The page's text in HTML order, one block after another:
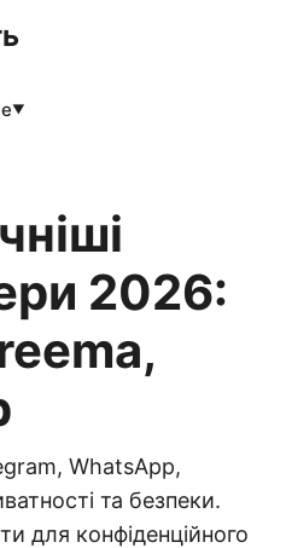
▼
2026:
WhatsApp,
та безпеки.
для конфіденційного